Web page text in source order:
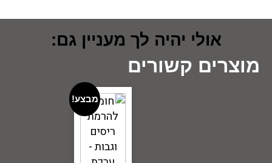
אולי יהיה לך מעניין גם:
מוצרים קשורים
מבצע!